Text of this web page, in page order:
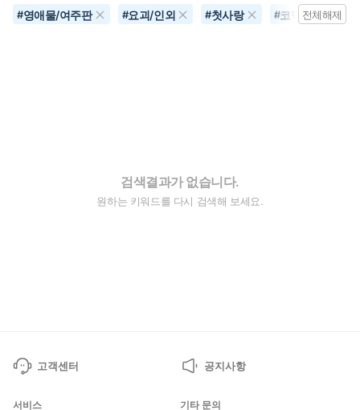
#영애물/여주판 #요괴/인외 #첫사랑 #코믹물전체해제
검색결과가 없습니다.
원하는 키워드를 다시 검색해 보세요.
고객센터 공지사항
서비스 기타 문의